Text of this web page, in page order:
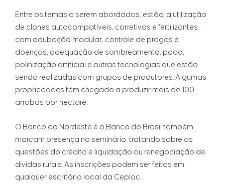
Entre os temas a serem abordados, estão: a utilização
de clones autocompatíveis, corretivos e fertilizantes
com adubação modular, controle de pragas e
doenças, adequação de sombreamento, poda,
polinização artificial e outras tecnologias que estão
sendo realizadas com grupos de produtores. Algumas
propriedades têm chegado a produzir mais de 100
arrobas por hectare.
O Banco do Nordeste e o Banco do Brasil também
marcam presença no seminário, tratando sobre as
questões do crédito e liquidação ou renegociação de
dívidas rurais. As inscrições podem ser feitas em
qualquer escritório local da Ceplac.